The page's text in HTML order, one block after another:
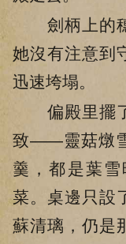
劍柄上的穗
她沒有注意到
迅速垮塌。
偏殿里擺了
致——靈菇燉
羹，都是葉
菜。桌邊只設
蘇清璃，仍是